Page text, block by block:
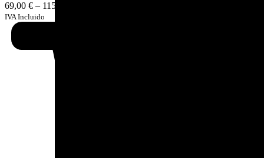
69,00 € – 115,00
IVA Incluido